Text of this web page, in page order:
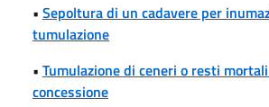
• Sepoltura di un cadavere per
tumulazione
• Tumulazione di ceneri o resti
concessione